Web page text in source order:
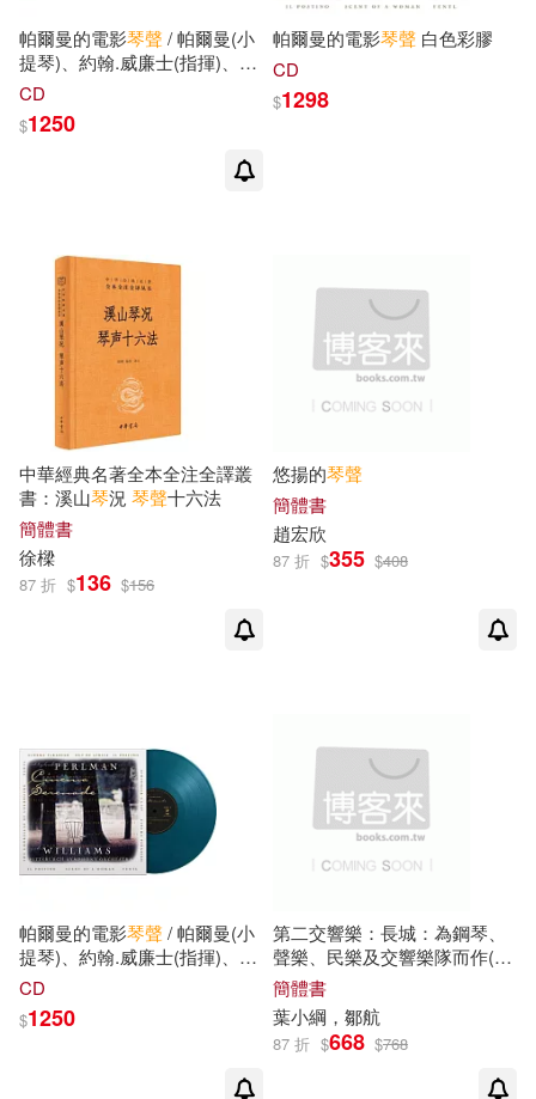
廈門大學漢語國際推廣南方基地，
龍人古琴研究院編(1)
張世祥 編著(1)
張弛(1)
張瑤（編）(1) 張聲顯等(1)
張艷(1)
張韌(1)
徐惠(1)
戈弘(1)
或晨等/著，阿咧/繪(1)
星羅音樂工作室（編著）(1)
時潔瀚(1) 朱自強(1)
遠足文化(2)
風潮音樂(2)
Accentus(1)
Faber Music(1)
G. Henle Verlag(1)
G. Schirmer, Inc.(1)
Harminia Mundi(1)
Hyperion(1)
Membran(1) NoMad(1)
Opus111(1) PENTATONE(1)
TACET(1) Weitblick(1)
帕爾曼的電影琴聲/ 帕爾曼(小
提琴)、約翰.威廉士(指揮)、匹
茲堡交響樂團 (180g 限量白色
Itzhak Perlman (Violin), John
CD
$1250
帕爾曼的電影琴聲 白色彩膠
CD
$1298
中華經典名著全本全注全譯叢
書：溪山琴況 琴聲十六法
簡體書
徐樑
87 折 $136 $156
悠揚的琴聲
簡體書
趙宏欣
87 折 $355 $408
帕爾曼的電影琴聲/ 帕爾曼(小
提琴)、約翰.威廉士(指揮)、匹
茲堡交響樂團 (180g 限量彩膠
Perlman (Violin), John Williams
CD
$1250
第二交響樂：長城：為鋼琴、
聲樂、民樂及交響樂隊而作(作
品40號)(ED 23339)
簡體書
葉小綱，鄒航
87 折 $668 $768